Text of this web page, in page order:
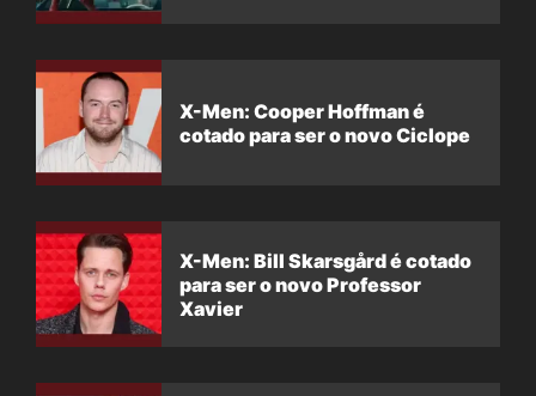
X-Men: Cooper Hoffman é
cotado para ser o novo Ciclope
X-Men: Bill Skarsgård é cotado
para ser o novo Professor
Xavier